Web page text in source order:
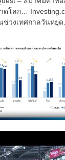
ลก…
วงเทศกาลวันหยุด